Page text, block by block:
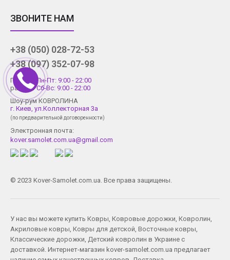
ЗВОНИТЕ НАМ
+38 (050) 028-72-53
+38 (097) 352-07-98
График
работы
Пн-Пт: 9:00 - 22:00
Сб-Вс: 9:00 - 22:00
Шоу-рум КОВРОЛИНА
г. Киев, ул.Коллекторная 3а
(по предварительной договоренности)
Электронная почта:
kover.samolet.com.ua@gmail.com
© 2023 Kover-Samolet.com.ua. Все права защищены.
У нас вы можете купить Ковры Ковровые дорожки Ковролин
Акриловые ковры Ковры для детской Восточные ковры
Классические дорожки Детский ковролин в Украине с
доставкой. Интернет-магазин kover-samolet.com.ua предлагает